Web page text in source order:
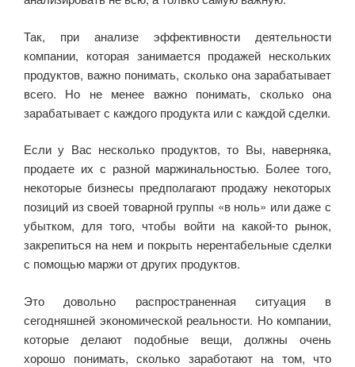
Так, при анализе эффективности деятельности
компании, которая занимается продажей нескольких
продуктов, важно понимать, сколько она зарабатывает
всего. Но не менее важно понимать, сколько она
зарабатывает с каждого продукта или с каждой сделки.
Если у Вас несколько продуктов, то Вы, наверняка,
продаете их с разной маржинальностью. Более того,
некоторые бизнесы предполагают продажу некоторых
позиций из своей товарной группы «в ноль» или даже с
убытком, для того, чтобы войти на какой-то рынок,
закрепиться на нем и покрыть нерентабельные сделки
с помощью маржи от других продуктов.
Это довольно распространенная ситуация в
сегодняшней экономической реальности. Но компании,
которые делают подобные вещи, должны очень
хорошо понимать, сколько заработают на том, что